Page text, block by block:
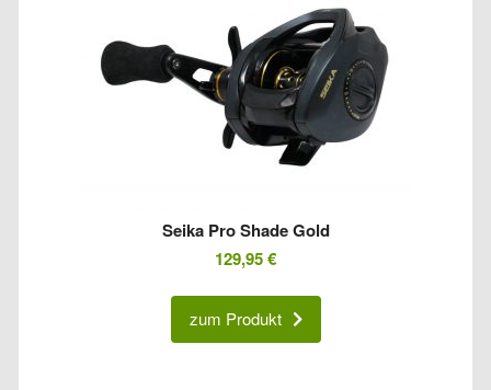
Seika Pro Shade Gold
129,95€
zum Produkt